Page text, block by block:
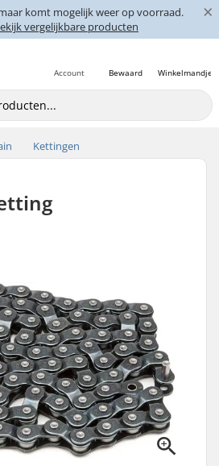
komt mogelijk weer op voorraad.
vergelijkbare producten
×
Winkelmandje
Bewaard
Account
Kettingen